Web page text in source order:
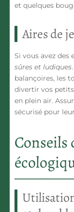
et quelques
Aires de
Si vous avez des
sûres et ludiques
balançoires, les
divertir vos
en plein air.
sécurisé pour
Conseils